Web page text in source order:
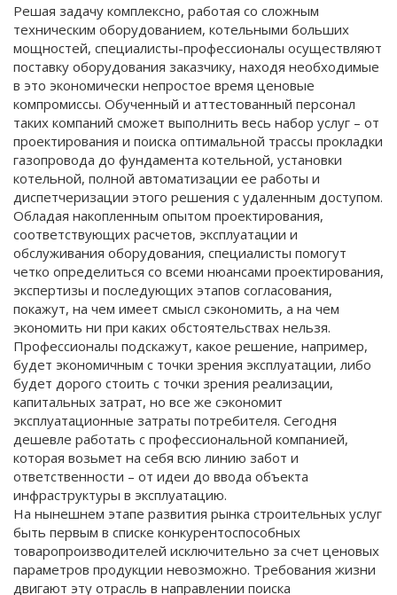
Решая задачу комплексно, работая со сложным
техническим оборудованием, котельными больших
мощностей, специалисты-профессионалы осуществляют
поставку оборудования заказчику, находя необходимые
в это экономически непростое время ценовые
компромиссы. Обученный и аттестованный персонал
таких компаний сможет выполнить весь набор услуг – от
проектирования и поиска оптимальной трассы прокладки
газопровода до фундамента котельной, установки
котельной, полной автоматизации ее работы и
диспетчеризации этого решения с удаленным доступом.
Обладая накопленным опытом проектирования,
соответствующих расчетов, эксплуатации и
обслуживания оборудования, специалисты помогут
четко определиться со всеми нюансами проектирования,
экспертизы и последующих этапов согласования,
покажут, на чем имеет смысл сэкономить, а на чем
экономить ни при каких обстоятельствах нельзя.
Профессионалы подскажут, какое решение, например,
будет экономичным с точки зрения эксплуатации, либо
будет дорого стоить с точки зрения реализации,
капитальных затрат, но все же сэкономит
эксплуатационные затраты потребителя. Сегодня
дешевле работать с профессиональной компанией,
которая возьмет на себя всю линию забот и
ответственности – от идеи до ввода объекта
инфраструктуры в эксплуатацию.
На нынешнем этапе развития рынка строительных услуг
быть первым в списке конкурентоспособных
товаропроизводителей исключительно за счет ценовых
параметров продукции невозможно. Требования жизни
двигают эту отрасль в направлении поиска